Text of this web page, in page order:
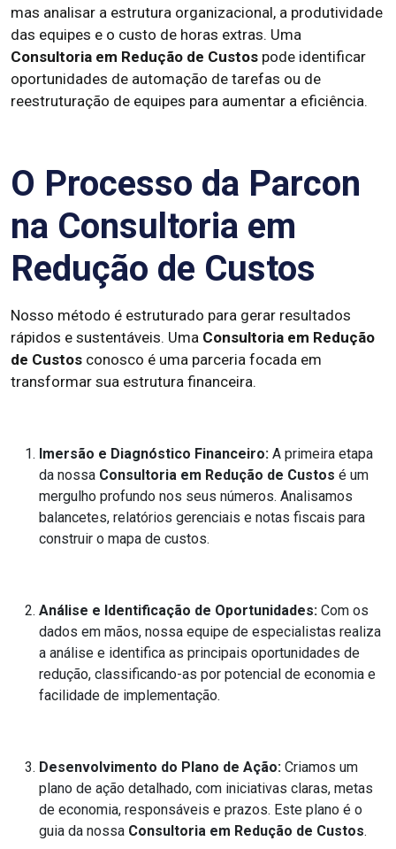
mas analisar a estrutura organizacional, a produtividade
das equipes e o custo de horas extras. Uma
Consultoria em Redução de Custos pode identificar
oportunidades de automação de tarefas ou de
reestruturação de equipes para aumentar a eficiência.
O Processo da Parcon
na Consultoria em
Redução de Custos
Nosso método é estruturado para gerar resultados
rápidos e sustentáveis. Uma Consultoria em Redução
de Custos conosco é uma parceria focada em
transformar sua estrutura financeira.
Imersão e Diagnóstico Financeiro: A primeira etapa
da nossa Consultoria em Redução de Custos é um
mergulho profundo nos seus números. Analisamos
balancetes, relatórios gerenciais e notas fiscais para
construir o mapa de custos.
Análise e Identificação de Oportunidades: Com os
dados em mãos, nossa equipe de especialistas realiza
a análise e identifica as principais oportunidades de
redução, classificando-as por potencial de economia e
facilidade de implementação.
Desenvolvimento do Plano de Ação: Criamos um
plano de ação detalhado, com iniciativas claras, metas
de economia, responsáveis e prazos. Este plano é o
guia da nossa Consultoria em Redução de Custos.